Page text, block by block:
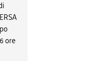
ore